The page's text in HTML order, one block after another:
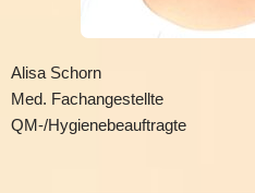
Alisa Schorn
Med. Fachangestellte
QM-/Hygienebeauftragte